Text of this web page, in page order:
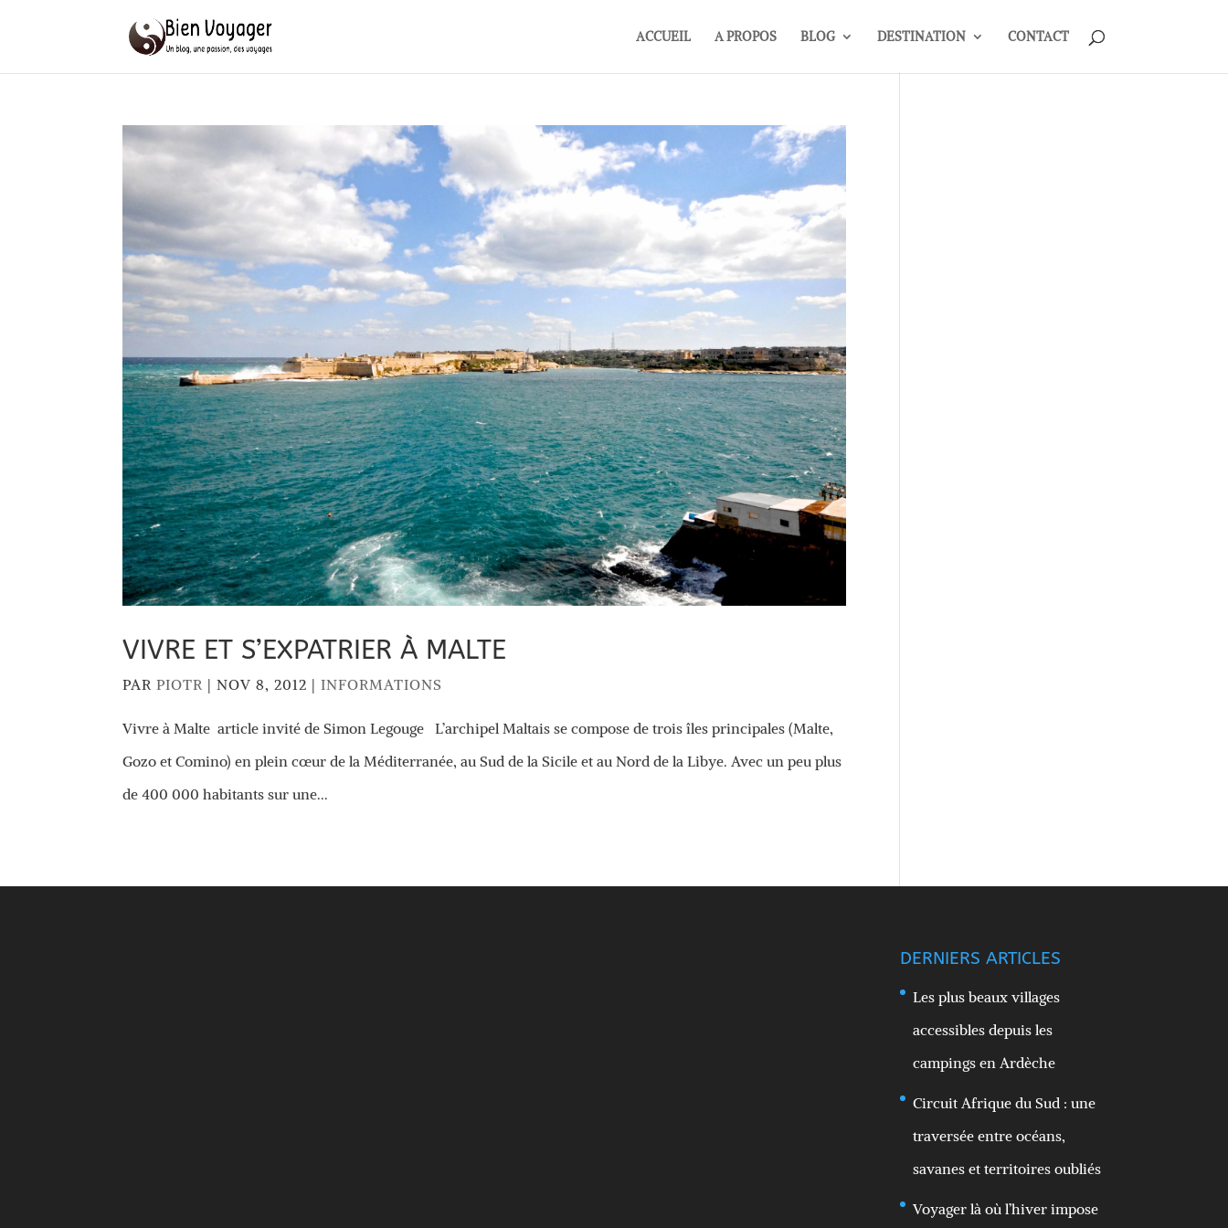
ACCUEIL A PROPOS BLOG DESTINATION CONTACT
VIVRE ET S’EXPATRIER À MALTE
PARPIOTR |NOV 8, 2012 |INFORMATIONS
Vivre à Malte article invité de Simon Legouge L’archipel Maltais se compose de trois îles principales (Malte,
Gozo et Comino) en plein cœur de la Méditerranée, au Sud de la Sicile et au Nord de la Libye. Avec un peu plus
de 400 000 habitants sur une...
DERNIERS ARTICLES
Les plus beaux villages
accessibles depuis les
campings en Ardèche
Circuit Afrique du Sud : une
traversée entre océans,
savanes et territoires oubliés
Voyager là où l’hiver impose